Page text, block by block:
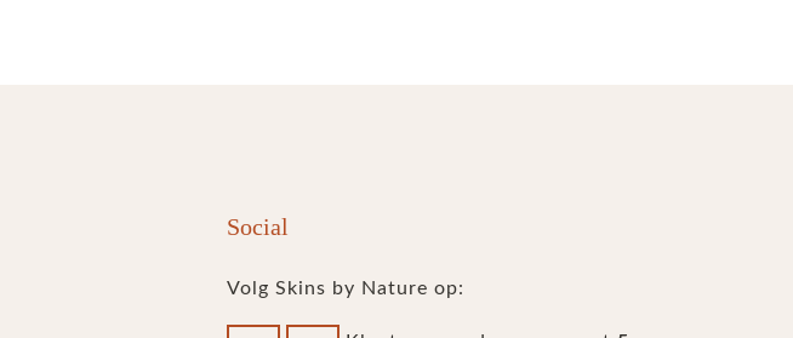
Social
Volg Skins by Nature op: